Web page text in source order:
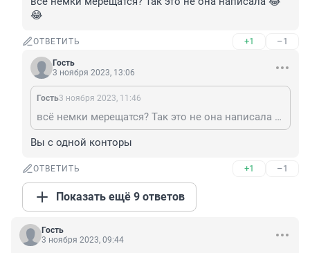
😂
ОТВЕТИТЬ +1 –1
Гость
3 ноября 2023, 13:06
Гость3 ноября 2023, 11:46
всё немки мерещатся? Так это не она написала 😂😂
Вы с одной конторы
ОТВЕТИТЬ +1 –1
Показать ещё 9 ответов
Гость
3 ноября 2023, 09:44